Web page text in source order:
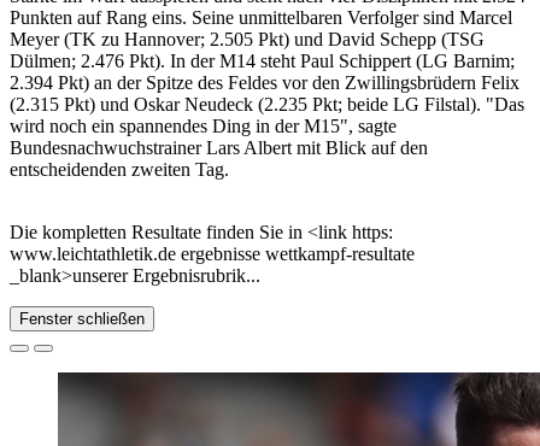
Punkten auf Rang eins. Seine unmittelbaren Verfolger sind Marcel
Meyer (TK zu Hannover; 2.505 Pkt) und David Schepp (TSG
Dülmen; 2.476 Pkt). In der M14 steht Paul Schippert (LG Barnim;
2.394 Pkt) an der Spitze des Feldes vor den Zwillingsbrüdern Felix
(2.315 Pkt) und Oskar Neudeck (2.235 Pkt; beide LG Filstal). "Das
wird noch ein spannendes Ding in der M15", sagte
Bundesnachwuchstrainer Lars Albert mit Blick auf den
entscheidenden zweiten Tag.
Die kompletten Resultate finden Sie in <link https:
www.leichtathletik.de ergebnisse wettkampf-resultate
_blank>unserer Ergebnisrubrik...
Fenster schließen